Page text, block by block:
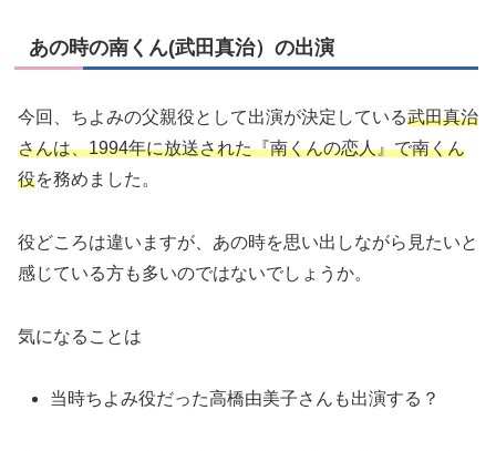
あの時の南くん(武田真治）の出演
今回、ちよみの父親役として出演が決定している武田真治
さんは、1994年に放送された『南くんの恋人』で南くん
役を務めました。
役どころは違いますが、あの時を思い出しながら見たいと
感じている方も多いのではないでしょうか。
気になることは
当時ちよみ役だった高橋由美子さんも出演する？